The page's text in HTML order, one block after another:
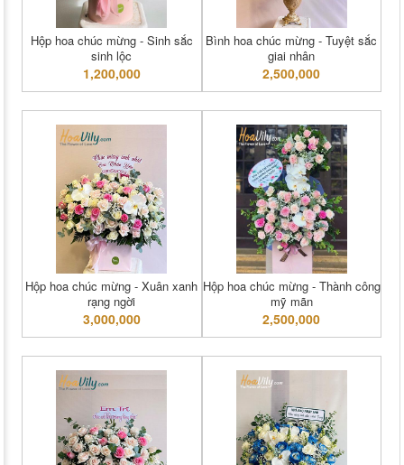
Hộp hoa chúc mừng - Sinh sắc
sinh lộc
1,200,000
Bình hoa chúc mừng - Tuyệt sắc
giai nhân
2,500,000
Hộp hoa chúc mừng - Xuân xanh
rạng ngời
3,000,000
Hộp hoa chúc mừng - Thành công
mỹ mãn
2,500,000